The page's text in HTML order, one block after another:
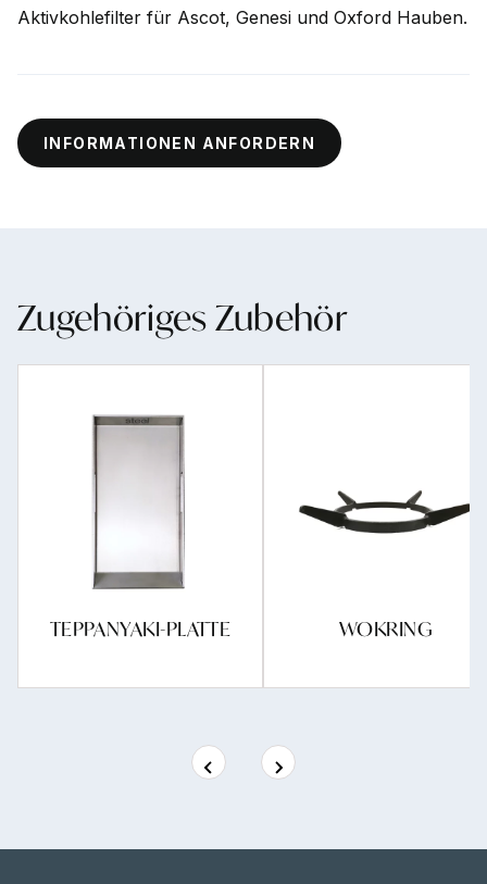
Aktivkohlefilter für Ascot, Genesi und Oxford Hauben.
INFORMATIONEN ANFORDERN
Zugehöriges Zubehör
TEPPANYAKI-PLATTE WOKRING